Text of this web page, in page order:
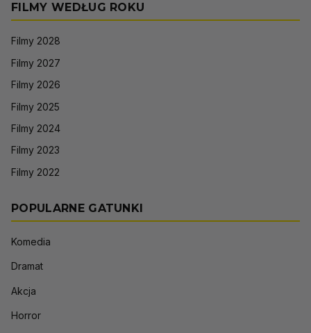
FILMY WEDŁUG ROKU
Filmy 2028
Filmy 2027
Filmy 2026
Filmy 2025
Filmy 2024
Filmy 2023
Filmy 2022
POPULARNE GATUNKI
Komedia
Dramat
Akcja
Horror